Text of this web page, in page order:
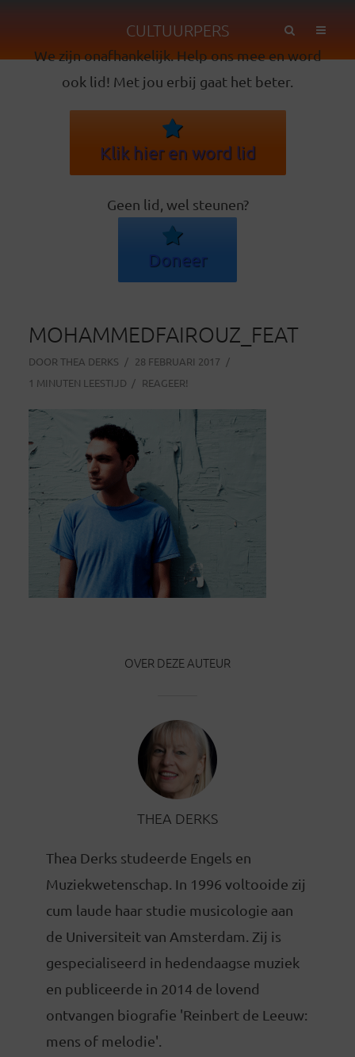
CULTUURPERS
We zijn onafhankelijk. Help ons mee en word
ook lid! Met jou erbij gaat het beter.
Klik hier en word lid
Geen lid, wel steunen?
Doneer
MOHAMMEDFAIROUZ_FEAT
DOOR THEA DERKS
28 FEBRUARI 2017
1 MINUTEN LEESTIJD
REAGEER!
OVER DEZE AUTEUR
THEA DERKS
Thea Derks studeerde Engels en
Muziekwetenschap. In 1996 voltooide zij
cum laude haar studie musicologie aan
de Universiteit van Amsterdam. Zij is
gespecialiseerd in hedendaagse muziek
en publiceerde in 2014 de lovend
ontvangen biografie 'Reinbert de Leeuw:
mens of melodie'.